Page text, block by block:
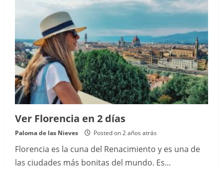
Jerez:
La
Tradición
de
las
Zambombas
Ver Florencia en 2 días
Paloma de las Nieves Posted on 2 años atrás
Florencia es la cuna del Renacimiento y es una de
las ciudades más bonitas del mundo. Es...